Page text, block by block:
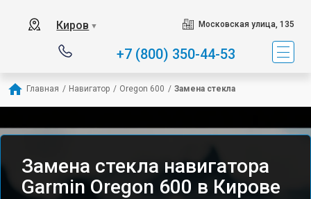
Киров ▼ Московская улица, 135
+7 (800) 350-44-53
Главная / Навигатор / Oregon 600 / Замена стекла
Замена стекла навигатора
Garmin Oregon 600 в Кирове